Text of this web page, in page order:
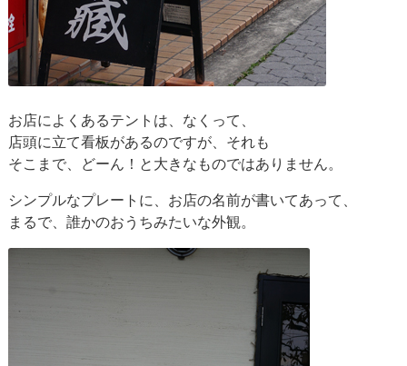
お店によくあるテントは、なくって、
店頭に立て看板があるのですが、それも
そこまで、どーん！と大きなものではありません。
シンプルなプレートに、お店の名前が書いてあって、
まるで、誰かのおうちみたいな外観。